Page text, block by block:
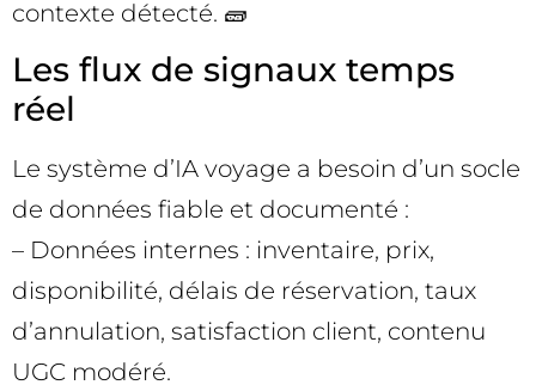
contexte détecté. 🧱
Les flux de signaux temps
réel
Le système d’IA voyage a besoin d’un socle
de données fiable et documenté :
– Données internes : inventaire, prix,
disponibilité, délais de réservation, taux
d’annulation, satisfaction client, contenu
UGC modéré.